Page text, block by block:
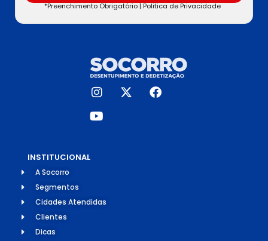
*Preenchimento Obrigatório |Politica de Privacidade
INSTITUCIONAL
A Socorro
Segmentos
Cidades Atendidas
Clientes
Dicas